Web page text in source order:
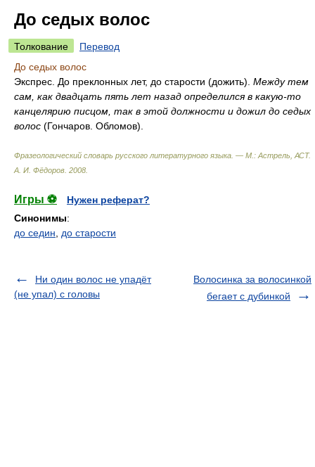
До седых волос
Толкование
Перевод
До седых волос
Экспрес. До преклонных лет, до старости (дожить). Между тем
сам, как двадцать пять лет назад определился в какую-то
канцелярию писцом, так в этой должности и дожил до седых
волос (Гончаров. Обломов).
Фразеологический словарь русского литературного языка. — М.: Астрель, АСТ.
А. И. Фёдоров 2008
Игры ⚽
Нужен реферат?
Синонимы:
до седин
до старости
Ни один волос не упадёт
(не упал) с головы
Волосинка за волосинкой
бегает с дубинкой